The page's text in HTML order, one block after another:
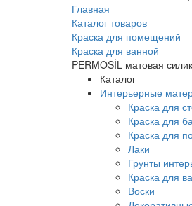
Главная
Каталог товаров
Краска для помещений
Краска для ванной
PERMOSİL матовая
Каталог
Интерьерные
Краска для
Краска для
Краска для
Лаки
Грунты
Краска для
Воски